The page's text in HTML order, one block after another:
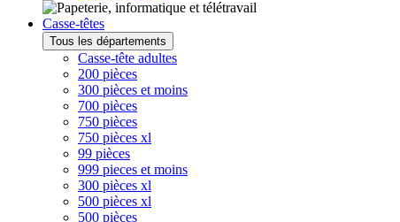
Casse-têtes
Tous les départements
Casse-tête adultes
200 pièces
300 pièces et moins
700 pièces
750 pièces
750 pièces xl
99 pièces
999 pieces et moins
300 pièces xl
500 pièces xl
500 pièces